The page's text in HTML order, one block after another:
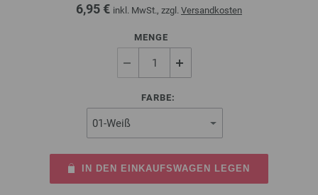
6,95 € inkl. MwSt., zzgl. Versandkosten
MENGE
FARBE:
IN DEN EINKAUFSWAGEN LEGEN